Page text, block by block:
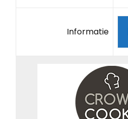
Informatie